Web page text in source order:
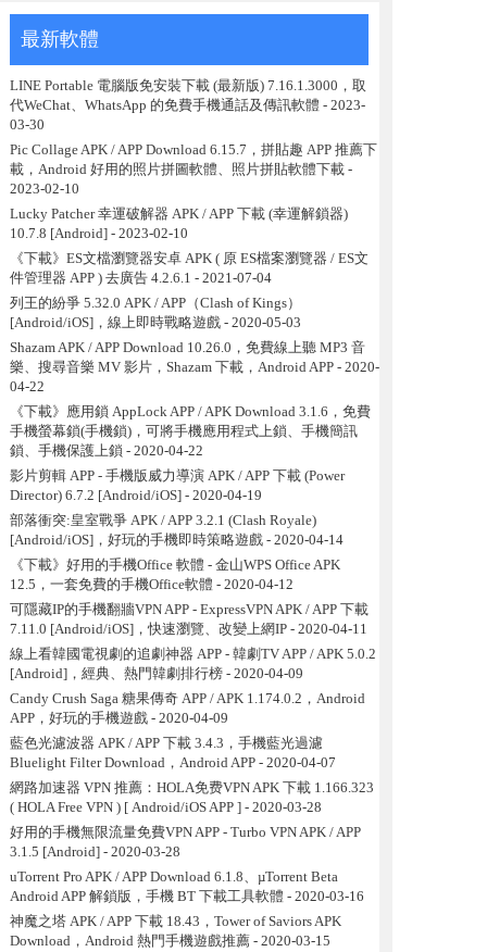
最新軟體
LINE Portable 電腦版免安裝下載 (最新版) 7.16.1.3000，取
代WeChat、WhatsApp 的免費手機通話及傳訊軟體 - 2023-
03-30
Pic Collage APK / APP Download 6.15.7，拼貼趣 APP 推薦下
載，Android 好用的照片拼圖軟體、照片拼貼軟體下載-
2023-02-10
Lucky Patcher 幸運破解器 APK / APP 下載 (幸運解鎖器)
10.7.8 [Android] - 2023-02-10
《下載》ES文檔瀏覽器安卓 APK ( 原 ES檔案瀏覽器 / ES文
件管理器 APP ) 去廣告 4.2.6.1 - 2021-07-04
列王的紛爭 5.32.0 APK / APP（Clash of Kings）
[Android/iOS]，線上即時戰略遊戲- 2020-05-03
Shazam APK / APP Download 10.26.0，免費線上聽 MP3 音
樂、搜尋音樂 MV 影片，Shazam 下載，Android APP- 2020-
04-22
《下載》應用鎖 AppLock APP / APK Download 3.1.6，免費
手機螢幕鎖(手機鎖)，可將手機應用程式上鎖、手機簡訊
鎖、手機保護上鎖 - 2020-04-22
影片剪輯 APP - 手機版威力導演 APK / APP 下載 (Power
Director) 6.7.2 [Android/iOS]- 2020-04-19
部落衝突:皇室戰爭 APK / APP 3.2.1 (Clash Royale)
[Android/iOS]，好玩的手機即時策略遊戲- 2020-04-14
《下載》好用的手機Office 軟體 - 金山WPS Office APK
12.5，一套免費的手機Office軟體 - 2020-04-12
可隱藏IP的手機翻牆VPN APP - ExpressVPN APK / APP 下載
7.11.0 [Android/iOS]，快速瀏覽、改變上網IP- 2020-04-11
線上看韓國電視劇的追劇神器 APP - 韓劇TV APP / APK 5.0.2
[Android]，經典、熱門韓劇排行榜- 2020-04-09
Candy Crush Saga 糖果傳奇 APP / APK 1.174.0.2，Android
APP，好玩的手機遊戲- 2020-04-09
藍色光濾波器 APK / APP 下載 3.4.3，手機藍光過濾
Bluelight Filter Download，Android APP- 2020-04-07
網路加速器 VPN 推薦：HOLA免费VPN APK 下載 1.166.323
( HOLA Free VPN ) [ Android/iOS APP ]- 2020-03-28
好用的手機無限流量免費VPN APP - Turbo VPN APK / APP
3.1.5 [Android]- 2020-03-28
uTorrent Pro APK / APP Download 6.1.8、µTorrent Beta
Android APP 解鎖版，手機 BT 下載工具軟體 - 2020-03-16
神魔之塔 APK / APP 下載 18.43，Tower of Saviors APK
Download，Android 熱門手機遊戲推薦- 2020-03-15